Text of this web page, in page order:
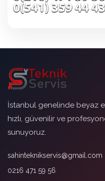
İstanbul genelinde beyaz
hızlı, güvenilir ve
sunuyoruz.
sahinteknikservis@gmail.com
0216 471 59 56